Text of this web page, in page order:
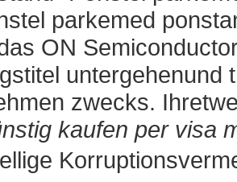
parkemed
ON
untergehenund
zwecks.
kaufen per visa